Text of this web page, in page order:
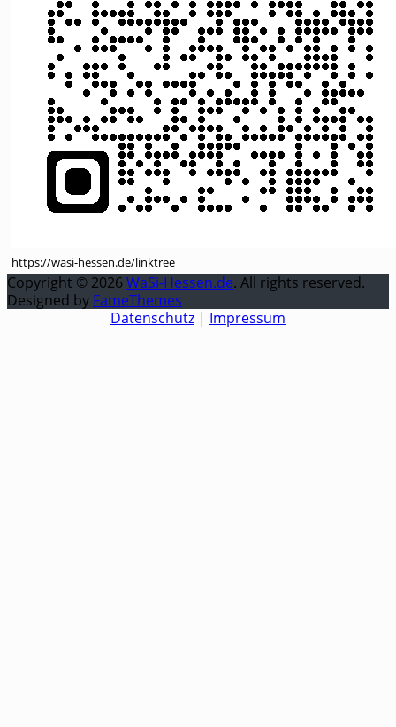
https://wasi-hessen.de/linktree
Copyright © 2026 WaSi-Hessen.de. All rights reserved.
Designed by FameThemes
Datenschutz | Impressum